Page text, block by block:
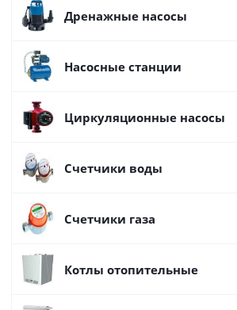
Дренажные насосы
Насосные станции
Циркуляционные насосы
Счетчики воды
Счетчики газа
Котлы отопительные